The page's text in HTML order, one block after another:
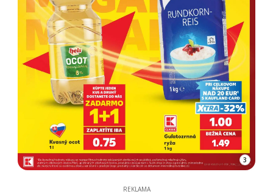
3
REKLAMA